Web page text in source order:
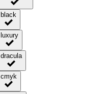
black
luxury
dracula
cmyk